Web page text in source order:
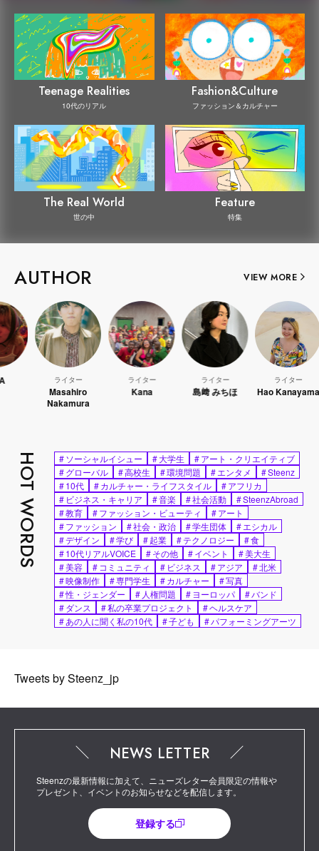
Teenage Realities
10代のリアル
Fashion&Culture
ファッション＆カルチャー
The Real World
世の中
Feature
特集
AUTHOR VIEW MORE
ライター
Masahiro
Nakamura
ライター ライター
島﨑 みちほ
ライター
Hao Kanayama
HOT WORDS #ソーシャルイシュー #大学生 #アート・クリエイティブ
#グローバル #高校生 #環境問題 #エンタメ #Steenz
#10代 #カルチャー・ライフスタイル #アフリカ
# ビジネス・キャリア #音楽 #社会活動 #SteenzAbroad
#教育 #ファッション・ビューティ #アート
#ファッション #社会・政治 #学生団体 #エシカル
#デザイン #学び #起業 #テクノロジー #食
#10代リアルVOICE #その他 #イベント #美大生
#美容 # コミュニティ # ビジネス #アジア #北米
#映像制作 #専門学生 #カルチャー #写真
#性・ジェンダー # 人権問題 #ヨーロッパ #バンド
#ダンス #私の卒業プロジェクト #ヘルスケア
#あの人に聞く私の10代 #子ども #パフォーミングアーツ
Tweets by Steenz_jp
NEWS LETTER
Steenzの最新情報に加えて、ニューズレター会員限定の情報や
プレゼント、イベントのお知らせなどを配信します。
登録する